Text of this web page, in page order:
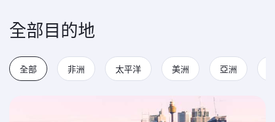
全部目的地
全部 非洲 太平洋 美洲 亞洲